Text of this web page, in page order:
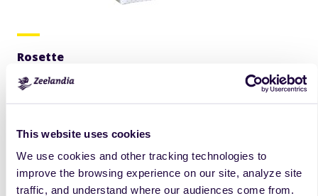
This website uses cookies
We use cookies and other tracking technologies to
improve the browsing experience on our site, analyze site
traffic, and understand where our audiences come from.
Rosette
Slazený rostlinný krém, sloužící jako náhrada živočišné
šlehačky, stabilní, připravený k okamžitému použití.